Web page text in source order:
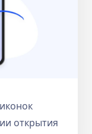
открытия